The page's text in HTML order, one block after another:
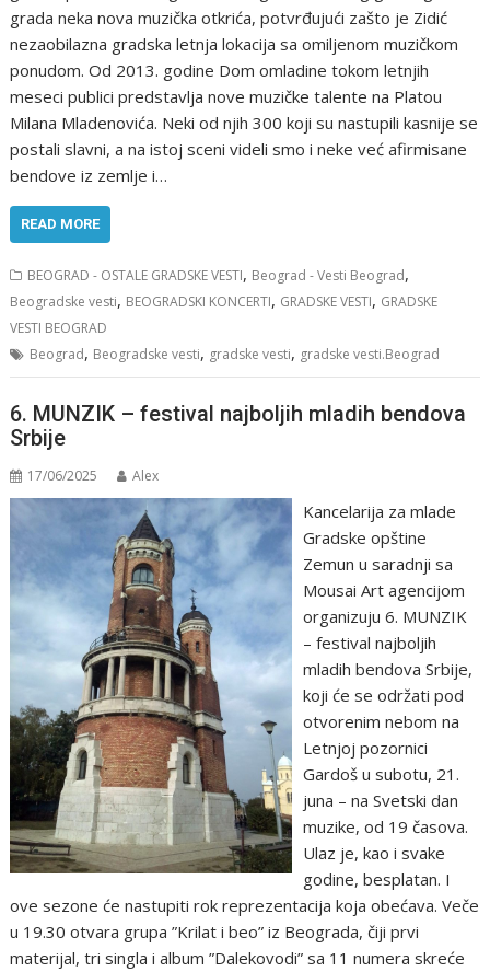
grada neka nova muzička otkrića, potvrđujući zašto je Zidić
nezaobilazna gradska letnja lokacija sa omiljenom muzičkom
ponudom. Od 2013. godine Dom omladine tokom letnjih
meseci publici predstavlja nove muzičke talente na Platou
Milana Mladenovića. Neki od njih 300 koji su nastupili kasnije se
postali slavni, a na istoj sceni videli smo i neke već afirmisane
bendove iz zemlje i…
READ MORE
BEOGRAD - OSTALE GRADSKE VESTI, Beograd - Vesti Beograd,
Beogradske vesti, BEOGRADSKI KONCERTI, GRADSKE VESTI, GRADSKE
VESTI BEOGRAD
Beograd, Beogradske vesti, gradske vesti, gradske vesti.Beograd
6. MUNZIK – festival najboljih mladih bendova
Srbije
17/06/2025 Alex
Kancelarija za mlade
Gradske opštine
Zemun u saradnji sa
Mousai Art agencijom
organizuju 6. MUNZIK
– festival najboljih
mladih bendova Srbije,
koji će se održati pod
otvorenim nebom na
Letnjoj pozornici
Gardoš u subotu, 21.
juna – na Svetski dan
muzike, od 19 časova.
Ulaz je, kao i svake
godine, besplatan. I
ove sezone će nastupiti rok reprezentacija koja obećava. Veče
u 19.30 otvara grupa ”Krilat i beo” iz Beograda, čiji prvi
materijal, tri singla i album ”Dalekovodi” sa 11 numera skreće